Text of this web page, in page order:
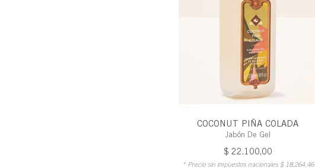
COCONUT PIÑA COLADA
Jabón De Gel
$ 22.100,00
* Precio sin impuestos nacionales $ 18.264,46